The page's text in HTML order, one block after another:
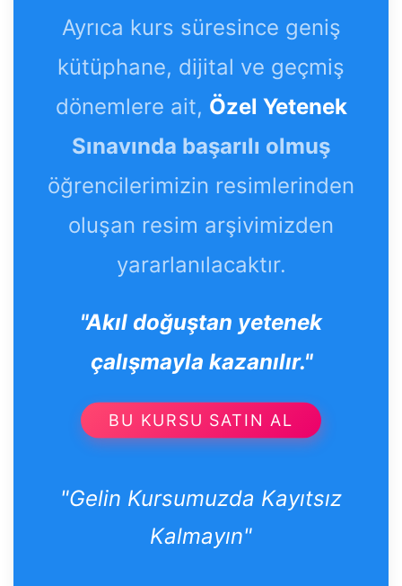
Ayrıca kurs süresince geniş
kütüphane, dijital ve geçmiş
dönemlere ait, Özel Yetenek
Sınavında başarılı olmuş
öğrencilerimizin resimlerinden
oluşan resim arşivimizden
yararlanılacaktır.
"Akıl doğuştan yetenek
çalışmayla kazanılır."
BU KURSU SATIN AL
"Gelin Kursumuzda Kayıtsız
Kalmayın"